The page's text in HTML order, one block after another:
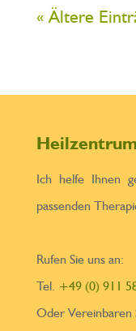
« Ältere
Ich helfe Ihnen
passenden
Rufen Sie uns an:
Tel. +49 (0) 911
Oder Vereinbaren